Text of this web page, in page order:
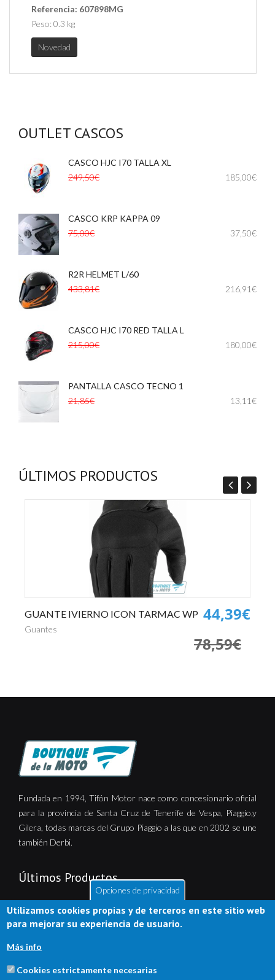
Referencia: 607898MG
Peso:0.3 kg
Novedad
OUTLET CASCOS
CASCO HJC I70 TALLA XL
249,50€
185,00€
CASCO KRP KAPPA 09
75,00€
37,50€
R2R HELMET L/60
433,81€
216,91€
CASCO HJC I70 RED TALLA L
215,00€
180,00€
,
PANTALLA CASCO TECNO 1
21,85€
13,11€
ÚLTIMOS PRODUCTOS
GUANTE IVIERNO ICON TARMAC WP
Guantes
44,39€
78,59€
Fundada en 1994, Tifón Motor nace como concesionario oficial
para la provincia de Santa Cruz de Tenerife de Vespa, Piaggio,y
Gilera, todas marcas del Grupo Piaggio a las que en 2002 se une
también Derbi.
Últimos Productos
Opciones de privacidad
Utilizamos cookies propias y de terceros en este sitio web
para mejorar su experiencia de usuario.
Más info
Cookies estrictamente necesarias